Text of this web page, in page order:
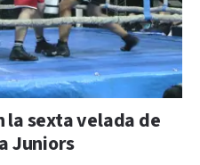
la sexta velada de
Juniors